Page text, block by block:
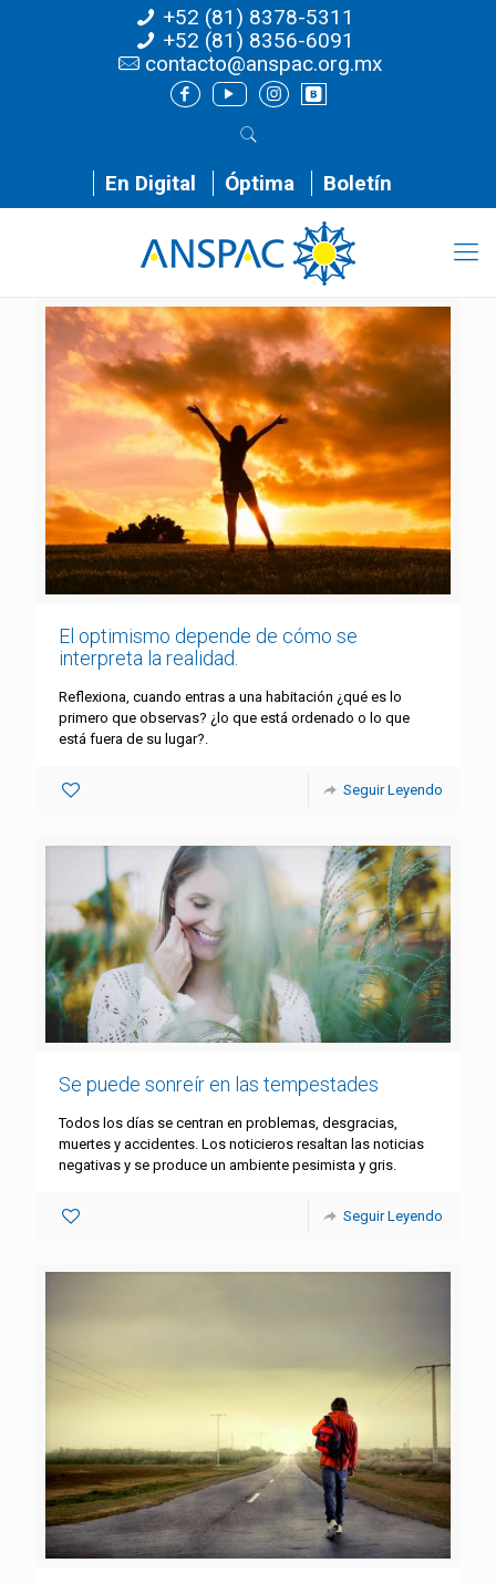
+52 (81) 8378-5311
+52 (81) 8356-6091
contacto@anspac.org.mx
En Digital Óptima Boletín
El optimismo depende de cómo se
interpreta la realidad.
Reflexiona, cuando entras a una habitación ¿qué es lo
primero que observas? ¿lo que está ordenado o lo que
está fuera de su lugar?.
Seguir Leyendo
Se puede sonreír en las tempestades
Todos los días se centran en problemas, desgracias,
muertes y accidentes. Los noticieros resaltan las noticias
negativas y se produce un ambiente pesimista y gris.
Seguir Leyendo